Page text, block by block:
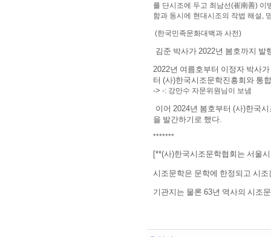
를 단시조에 두고 최남선(崔南善) 이
함과 동시에 현대시조의 작법 해설 ,
(한국민족문화대백과 사전)
김준 박사가 2022년 봄호까지 발
2022년 여름호부터 이정자 박사
터 (사)한국시조문학진흥회와 통
-> -: 강만수 자문위원님이 보냄
이어 2024년 봄호부터 (사)한국
을 발간하기로 했다
*******
[**(사)한국시조문학협회는 서울
시조문학은 문학에 한정되고 시
기관지는 물론 63년 역사의 시조